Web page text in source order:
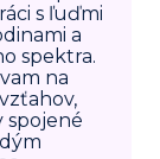
s ľuďmi
a
spektra.
na
spojené